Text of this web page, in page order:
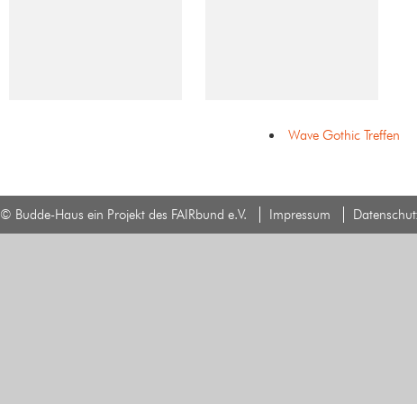
Wave Gothic Treffen
© Budde-Haus ein Projekt des FAIRbund e.V. Impressum